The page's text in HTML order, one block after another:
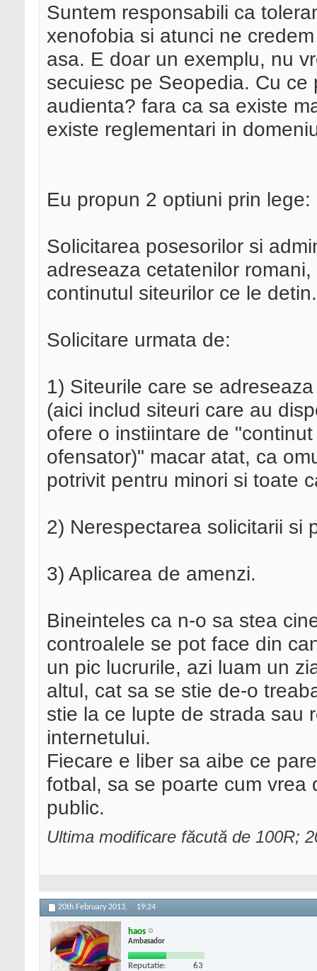
Suntem responsabili ca
xenofobia si atunci ne
asa. E doar un exemplu, nu
secuiesc pe Seopedia. Cu
audienta? fara ca sa existe
existe reglementari in
Eu propun 2 optiuni prin lege:
Solicitarea posesorilor si
adreseaza cetatenilor
continutul siteurilor ce le detin.
Solicitare urmata de:
1) Siteurile care se
(aici includ siteuri care au
ofere o instiintare de
ofensator)" macar atat, ca
potrivit pentru minori si toate
2) Nerespectarea solicitarii si
3) Aplicarea de amenzi.
Bineinteles ca n-o sa stea
controalele se pot face din
un pic lucrurile, azi luam un
altul, cat sa se stie de-o
stie la ce lupte de strada sau
internetului.
Fiecare e liber sa aibe ce
fotbal, sa se poarte cum vrea
public.
Ultima modificare făcută de 100R;
20th February 2013, 19:24
haos
Ambasador
Reputatie: 63